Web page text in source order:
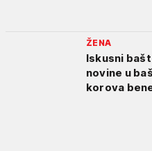
ŽENA
Iskusni
novine u
korova